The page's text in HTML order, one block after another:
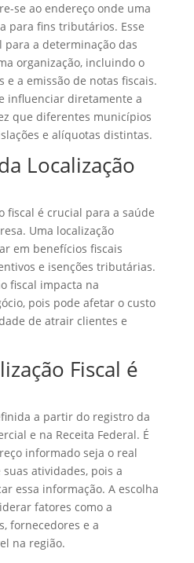
se ao endereço onde uma
para fins tributários. Esse
a determinação das
organização, incluindo o
e a emissão de notas fiscais.
influenciar diretamente a
que diferentes municípios
e alíquotas distintas.
Localização
fiscal é crucial para a saúde
Uma localização
em benefícios fiscais
e isenções tributárias.
fiscal impacta na
pois pode afetar o custo
de atrair clientes e
Fiscal é
a partir do registro da
e na Receita Federal. É
informado seja o real
atividades, pois a
essa informação. A escolha
fatores como a
fornecedores e a
na região.